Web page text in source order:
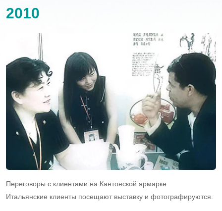
2006
Введен в эксплуатацию новый завод в Зоне экономического
развития
2008
Участие в Гонконгской выставке упаковки
Тестирование оборудования с французскими заказчиками
2010
Переговоры с клиентами на Кантонской ярмарке
Итальянские клиенты посещают выставку и фотографируются.
2013
Ведение деловых переговоров с нигерийскими клиентами в
Гуанчжоу
2014
Клиенты из Бенина приезжают в нашу компанию, чтобы
осмотреть товар.
2017
Агентство новостей «Синьхуанет» пригласило г-на Вана из
компании дать гостевое интервью.
2018
Выставка упаковки Восток
2019
Чикагская выставка гостиничного оборудования
2023
Кантонская ярмарка
2024
PLMA Netherlands Private Label Exhibition